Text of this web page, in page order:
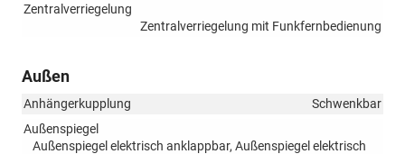
Zentralverriegelung
Zentralverriegelung mit Funkfernbedienung
Außen
Anhängerkupplung
Schwenkbar
Außenspiegel
Außenspiegel elektrisch anklappbar, Außenspiegel elektrisch